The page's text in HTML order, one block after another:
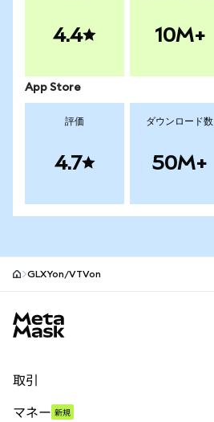
4.4 10M+
App Store
評価
4.7
ダウンロード数
50M+
GLXYon/VTVon
取引
マネー 新規